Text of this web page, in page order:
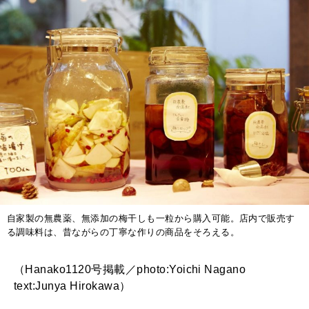
自家製の無農薬、無添加の梅干しも一粒から購入可能。店内で販売す
る調味料は、昔ながらの丁寧な作りの商品をそろえる。
（Hanako1120号掲載／photo:Yoichi Nagano
text:Junya Hirokawa）